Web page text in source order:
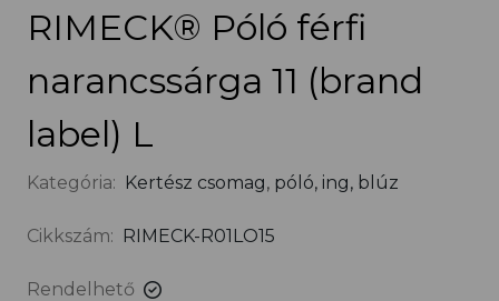
RIMECK® Póló férfi
narancssárga 11 (brand
label) L
Kategória: Kertész csomag, póló, ing, blúz
Cikkszám: RIMECK-R01LO15
Rendelhető